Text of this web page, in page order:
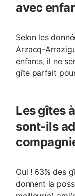
avec
Selon les
Arzacq-
enfants, il ne
gîte parfait
Les gîtes
sont-ils
Oui ! 63% des
donnent la